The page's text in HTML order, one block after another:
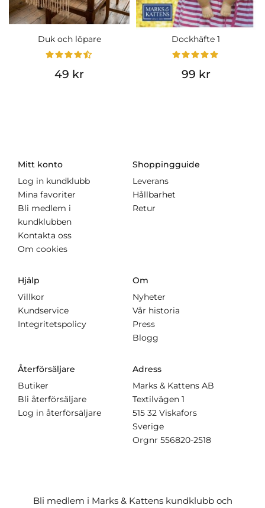
Duk och löpare
49 kr
Dockhäfte 1
99 kr
Mitt konto
Log in kundklubb
Mina favoriter
Bli medlem i
kundklubben
Kontakta oss
Om cookies
Shoppingguide
Leverans
Hållbarhet
Retur
Hjälp
Villkor
Kundservice
Integritetspolicy
Om
Nyheter
Vår historia
Press
Blogg
Återförsäljare
Butiker
Bli återförsäljare
Log in återförsäljare
Adress
Marks & Kattens AB
Textilvägen 1
515 32 Viskafors
Sverige
Orgnr 556820-2518
Bli medlem i Marks & Kattens kundklubb och